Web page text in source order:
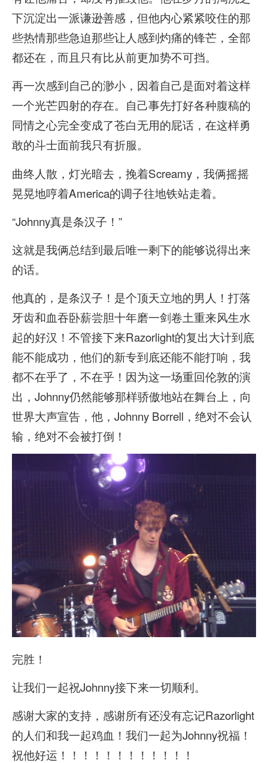
下沉淀出一派谦逊善感，但他内心紧紧咬住的那
些热情那些急迫那些让人感到灼痛的锋芒，全部
都还在，而且只有比从前更加势不可挡。
再一次感到自己的渺小，因着自己是面对着这样
一个光芒四射的存在。自己事先打好各种腹稿的
同情之心完全变成了苍白无用的屁话，在这样勇
敢的斗士面前我只有折服。
曲终人散，灯光暗去，挽着Screamy，我俩摇摇
晃晃地哼着America的调子往地铁站走着。
“Johnny真是条汉子！”
这就是我俩总结到最后唯一剩下的能够说得出来
的话。
他真的，是条汉子！是个顶天立地的男人！打落
牙齿和血吞卧薪尝胆十年磨一剑卷土重来风生水
起的好汉！不管接下来Razorlight的复出大计到底
能不能成功，他们的新专到底还能不能打响，我
都不在乎了，不在乎！因为这一场重回伦敦的演
出，Johnny仍然能够那样骄傲地站在舞台上，向
世界大声宣告，他，Johnny Borrell，绝对不会认
输，绝对不会被打倒！
完胜！
让我们一起祝Johnny接下来一切顺利。
感谢大家的支持，感谢所有还没有忘记Razorlight
的人们和我一起鸡血！我们一起为Johnny祝福！
祝他好运！！！！！！！！！！！！